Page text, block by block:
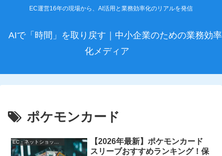
EC運営16年の現場から、AI活用と業務効率化のリアルを発信
AIで「時間」を取り戻す｜中小企業のための業務効率
化メディア
ポケモンカード
【2026年最新】ポケモンカード
スリーブおすすめランキング！保